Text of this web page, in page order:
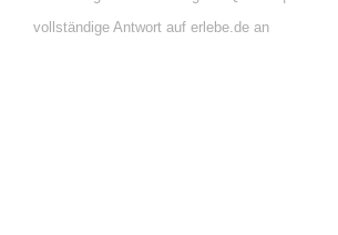
vollständige Antwort auf erlebe.de an